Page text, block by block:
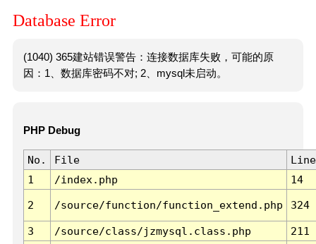
Database Error
(1040) 365建站错误警告：连接数据库失败，可能的原
因：1、数据库密码不对; 2、mysql未启动。
PHP Debug
No. File
Line
1
/index.php 14
2 /source/function/function_extend.php 324
3 /source/class/jzmysql.class.php
211